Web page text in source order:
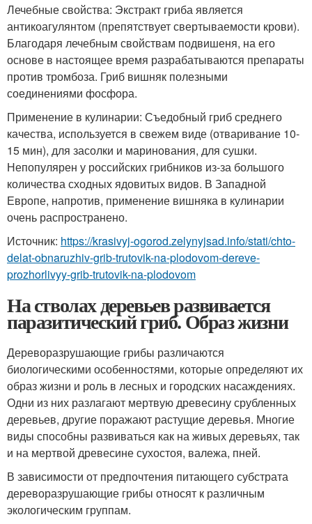
Лечебные свойства: Экстракт гриба является
антикоагулянтом (препятствует свертываемости крови).
Благодаря лечебным свойствам подвишеня, на его
основе в настоящее время разрабатываются препараты
против тромбоза. Гриб вишняк полезными
соединениями фосфора.
Применение в кулинарии: Съедобный гриб среднего
качества, используется в свежем виде (отваривание 10-
15 мин), для засолки и маринования, для сушки.
Непопулярен у российских грибников из-за большого
количества сходных ядовитых видов. В Западной
Европе, напротив, применение вишняка в кулинарии
очень распространено.
Источник: https://krasivyj-ogorod.zelynyjsad.info/stati/chto-
delat-obnaruzhiv-grib-trutovik-na-plodovom-dereve-
prozhorlivyy-grib-trutovik-na-plodovom
На стволах деревьев развивается
паразитический гриб. Образ жизни
Дереворазрушающие грибы различаются
биологическими особенностями, которые определяют их
образ жизни и роль в лесных и городских насаждениях.
Одни из них разлагают мертвую древесину срубленных
деревьев, другие поражают растущие деревья. Многие
виды способны развиваться как на живых деревьях, так
и на мертвой древесине сухостоя, валежа, пней.
В зависимости от предпочтения питающего субстрата
дереворазрушающие грибы относят к различным
экологическим группам.